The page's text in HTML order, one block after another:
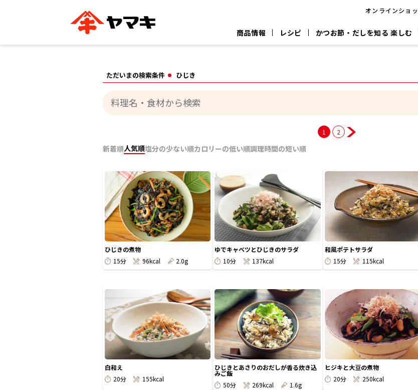
オンラインショ
商品情報 レシピ かつお節・だしを知る 楽しむ
ヤマキ
『めんつゆ』
ヤマキ
割烹白だし®
だし屋の鍋
カテゴリー別
かつお節 削りぶし かつおパック 粉末 だしの素 だしパック つゆ
おいしいレシピTOP
汁物レシピ
ただいまの検索条件 ひじき
1 2
新着順人気順塩分の少ない順カロリーの低い順調理時間の短い順
ひじきの煮物
15分
96kcal 2.0g
ゆでキャベツとひじきのサラダ
10分
137kcal
和風ポテトサラダ
15分
115kcal
白和え
20分
155kcal
ひじきとあさりのおだしが香る炊き込
みご飯
50分
269kcal 1.6g
ヒジキと大豆の煮物
20分
250kcal